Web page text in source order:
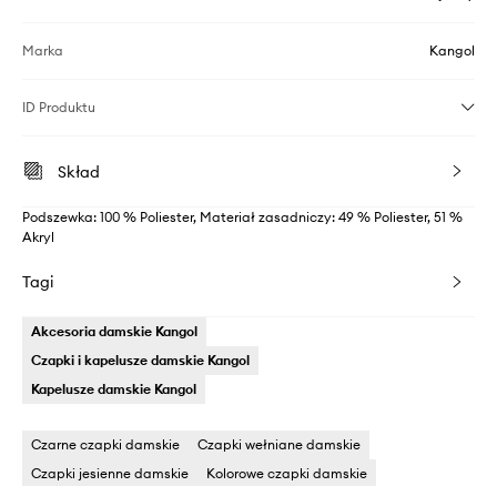
Marka Kangol
ID Produktu
Skład
Podszewka: 100 % Poliester, Materiał zasadniczy: 49 % Poliester, 51 %
Akryl
Tagi
Akcesoria damskie Kangol
Czapki i kapelusze damskie Kangol
Kapelusze damskie Kangol
Czarne czapki damskie
Czapki wełniane damskie
Czapki jesienne damskie
Kolorowe czapki damskie